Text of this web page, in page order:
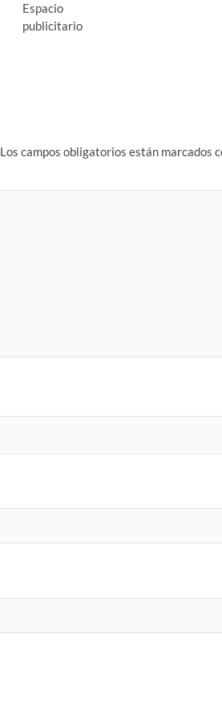
Espacio
publicitario
Los campos obligatorios están marcados